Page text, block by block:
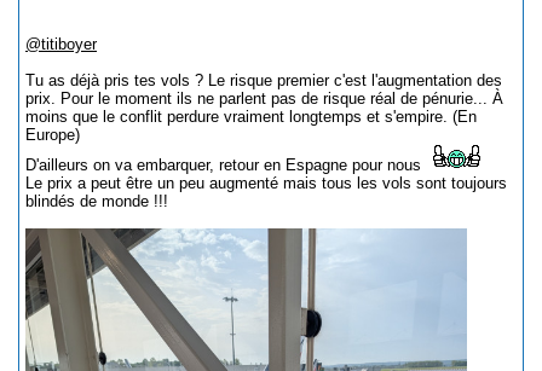
@titiboyer
Tu as déjà pris tes vols ? Le risque premier c'est l'augmentation des
prix. Pour le moment ils ne parlent pas de risque réal de pénurie... À
moins que le conflit perdure vraiment longtemps et s'empire. (En
Europe)
D'ailleurs on va embarquer, retour en Espagne pour nous
Le prix a peut être un peu augmenté mais tous les vols sont toujours
blindés de monde !!!